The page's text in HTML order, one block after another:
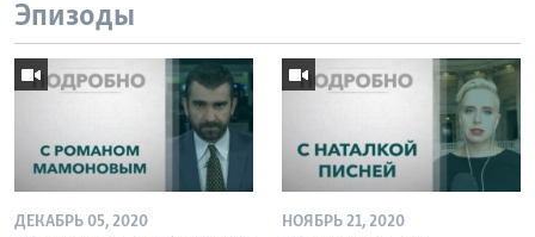
Эпизоды
ДЕКАБРЬ 05, 2020 НОЯБРЬ 21, 2020